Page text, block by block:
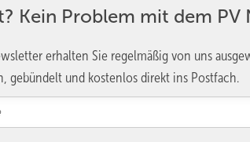
Kein Problem mit dem PV
erhalten Sie regelmäßig von uns
gebündelt und kostenlos direkt ins Postfach.